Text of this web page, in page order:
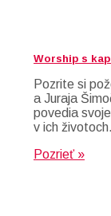
Worship s
Pozrite si
a Juraja
povedia
v ich životoch.
Pozrieť »